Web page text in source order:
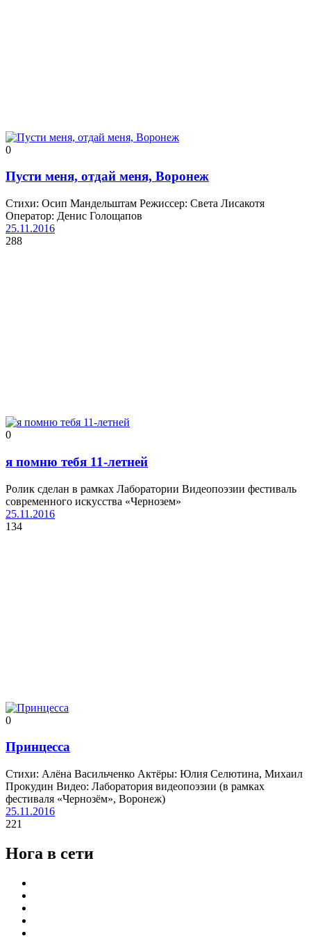
0
Пусти меня, отдай меня, Воронеж
Стихи: Осип Мандельштам Режиссер: Света Лисакотя
Оператор: Денис Голощапов
25.11.2016
288
0
я помню тебя 11-летней
Ролик сделан в рамках Лаборатории Видеопоэзии фестиваль
современного искусства «Чернозем»
25.11.2016
134
0
Принцесса
Стихи: Алёна Васильченко Актёры: Юлия Селютина, Михаил
Прокудин Видео: Лаборатория видеопоэзии (в рамках
фестиваля «Чернозём», Воронеж)
25.11.2016
221
Нога в сети